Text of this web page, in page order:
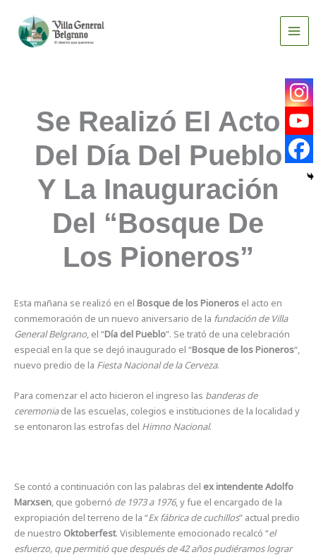
contenido
Se Realizó El Acto
Del Día Del Pueblo
Y La Inauguración
Del “Bosque De
Los Pioneros”
Esta mañana se realizó en elBosque de los Pioneros el acto en
conmemoración de un nuevo aniversario de la fundación de Villa
General Belgrano, el “Día del Pueblo”. Se trató de una celebración
especial en la que se dejó inaugurado el “Bosque de los Pioneros“,
nuevo predio de la Fiesta Nacional de la Cerveza.
Para comenzar el acto hicieron el ingreso las banderas de
ceremoniade las escuelas, colegios e instituciones de la localidad y
se entonaron las estrofas del Himno Nacional.
Se contó a continuación con las palabras del ex intendente Adolfo
Marxsen, que gobernó de 1973 a 1976, y fue el encargado de la
expropiación del terreno de la “Ex fábrica de cuchillos” actual predio
de nuestro Oktoberfest. Visiblemente emocionado recalcó “el
esfuerzo, que permitió que después de 42 años pudiéramos lograr